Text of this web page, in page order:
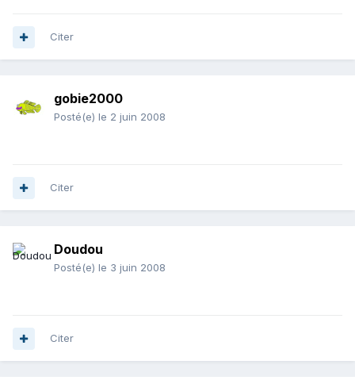
Citer
gobie2000
Posté(e) le 2 juin 2008
Citer
Doudou
Posté(e) le 3 juin 2008
Citer